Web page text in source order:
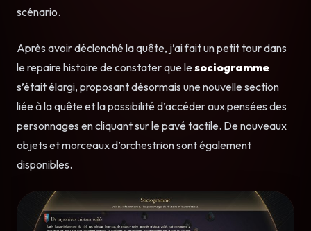
scénario.
Après avoir déclenché la quête, j’ai fait un petit tour dans
le repaire histoire de constater que lesociogramme
s’était élargi, proposant désormais une nouvelle section
liée à la quête et la possibilité d’accéder aux pensées des
personnages en cliquant sur le pavé tactile. De nouveaux
objets et morceaux d’orchestrion sont également
disponibles.